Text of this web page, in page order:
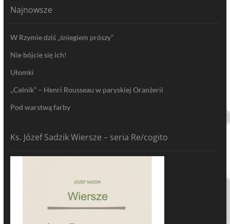
Najnowsze
W Rzymie dziś „śniegiem prószy”
Nie bójcie się ich!
Ułomki
,,Celnik” – Henri Rousseau w paryskiej Oranżerii
Pod warstwą farby
Ks. Józef Sadzik Wiersze – seria Re/cogito